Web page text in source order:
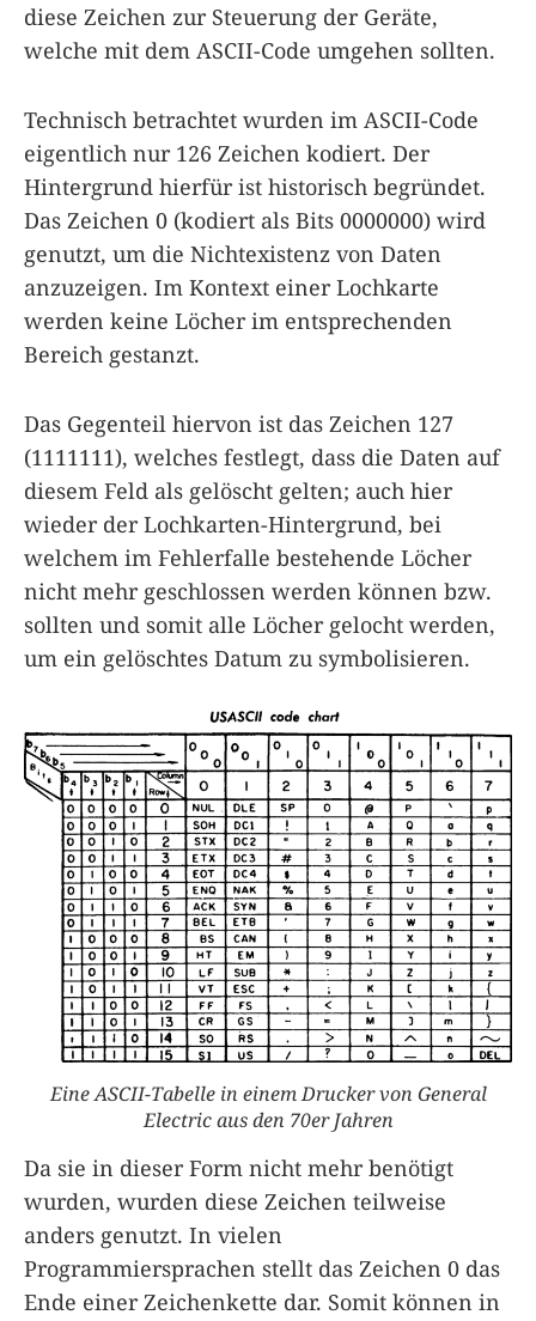
diese Zeichen zur Steuerung der Geräte,
welche mit dem ASCII-Code umgehen sollten.
Technisch betrachtet wurden im ASCII-Code
eigentlich nur 126 Zeichen kodiert. Der
Hintergrund hierfür ist historisch begründet.
Das Zeichen 0 (kodiert als Bits 0000000) wird
genutzt, um die Nichtexistenz von Daten
anzuzeigen. Im Kontext einer Lochkarte
werden keine Löcher im entsprechenden
Bereich gestanzt.
Das Gegenteil hiervon ist das Zeichen 127
(1111111), welches festlegt, dass die Daten auf
diesem Feld als gelöscht gelten; auch hier
wieder der Lochkarten-Hintergrund, bei
welchem im Fehlerfalle bestehende Löcher
nicht mehr geschlossen werden können bzw.
sollten und somit alle Löcher gelocht werden,
um ein gelöschtes Datum zu symbolisieren.
Eine ASCII-Tabelle in einem Drucker von General
Electric aus den 70er Jahren
Da sie in dieser Form nicht mehr benötigt
wurden, wurden diese Zeichen teilweise
anders genutzt. In vielen
Programmiersprachen stellt das Zeichen 0 das
Ende einer Zeichenkette dar. Somit können in